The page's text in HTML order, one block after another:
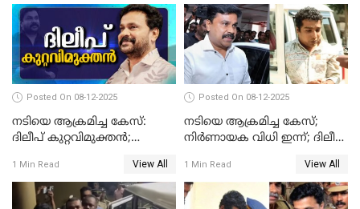
Posted On 08-12-2025
നടിയെ ആക്രമിച്ച കേസ്:
ദിലീപ് കുറ്റവിമുക്തന്‍;
പ്രതികള്‍ കുറ്റക്കാര്‍;
ശിക്ഷവിധി 12 ന്
1 Min Read View All
Posted On 08-12-2025
നടിയെ ആക്രമിച്ച കേസ്;
നിർണായക വിധി ഇന്ന്; ദിലീപ്
1 Min Read View All